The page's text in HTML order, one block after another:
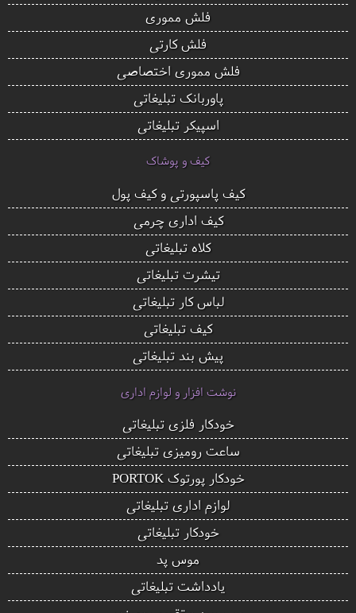
فلش مموری
فلش کارتی
فلش مموری اختصاصی
پاوربانک تبلیغاتی
اسپیکر تبلیغاتی
کیف و پوشاک
کیف پاسپورتی و کیف پول
کیف اداری چرمی
کلاه تبلیغاتی
تیشرت تبلیغاتی
لباس کار تبلیغاتی
کیف تبلیغاتی
پیش بند تبلیغاتی
نوشت افزار و لوازم اداری
خودکار فلزی تبلیغاتی
ساعت رومیزی تبلیغاتی
خودکار پورتوک PORTOK
لوازم اداری تبلیغاتی
خودکار تبلیغاتی
موس پد
یادداشت تبلیغاتی